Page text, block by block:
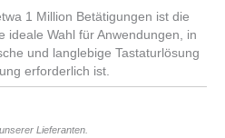
1 Million Betätigungen ist die
ideale Wahl für Anwendungen, in
und langlebige Tastaturlösung
erforderlich ist.
Lieferanten.